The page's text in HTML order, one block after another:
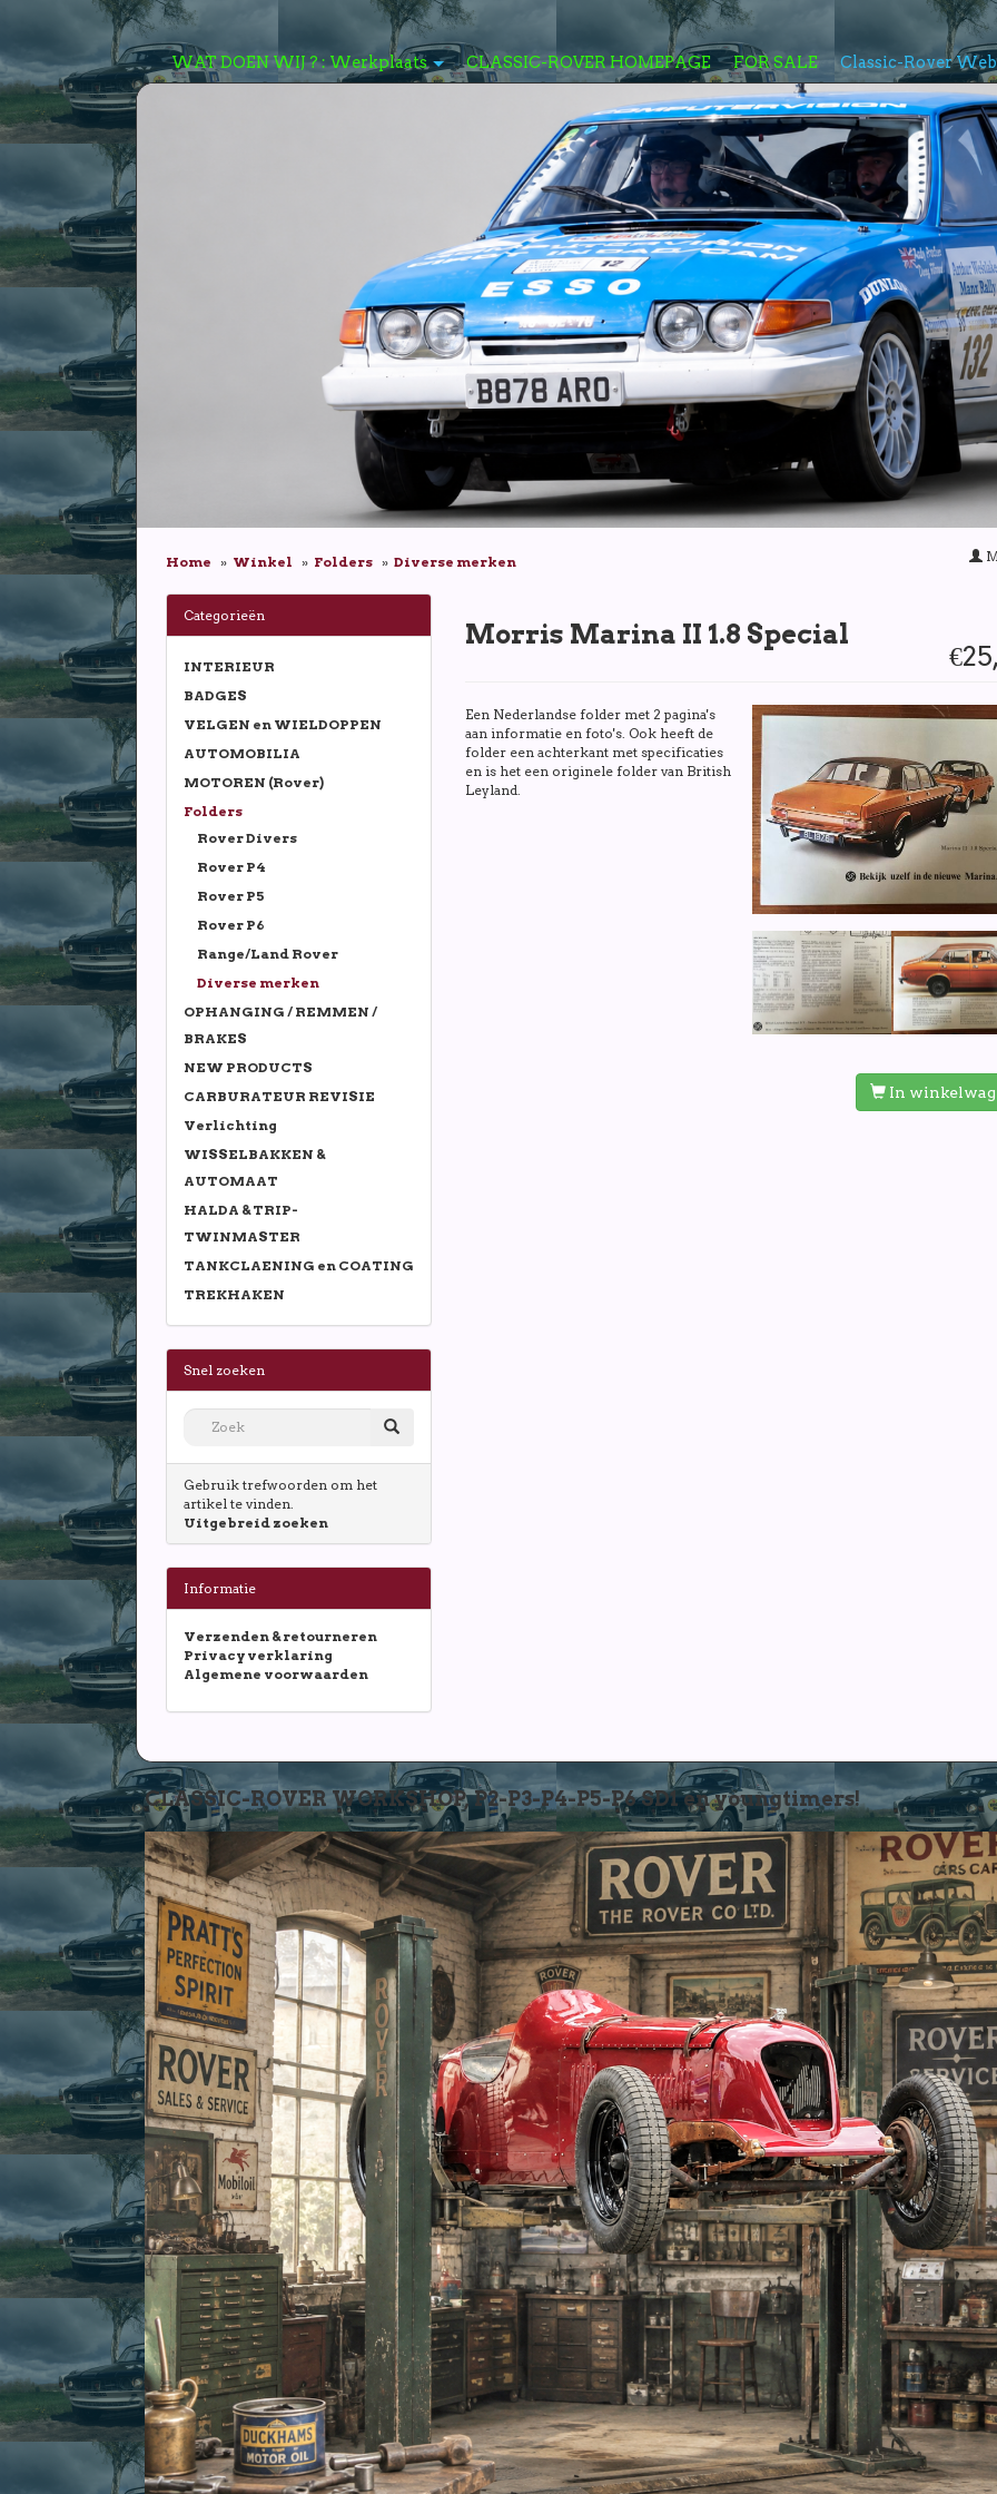
WAT DOEN WIJ ? : Werkplaats CLASSIC-ROVER HOMEPAGE FOR SALE Classic-Rover
Home Winkel Folders Diverse merken
Morris Marina II 1.8 Special
Een Nederlandse folder met 2 pagina's
aan informatie en foto's. Ook heeft de
folder een achterkant met specificaties
en is het een originele folder van British
Leyland.
In
Categorieën
INTERIEUR
BADGES
VELGEN en WIELDOPPEN
AUTOMOBILIA
MOTOREN (Rover)
Folders
Rover Divers
Rover P4
Rover P5
Rover P6
Range/Land Rover
Diverse merken
OPHANGING / REMMEN /
BRAKES
NEW PRODUCTS
CARBURATEUR REVISIE
Verlichting
WISSELBAKKEN &
AUTOMAAT
HALDA & TRIP-
TWINMASTER
TANKCLAENING en COATING
TREKHAKEN
Snel zoeken
Gebruik trefwoorden om het
artikel te vinden.
Uitgebreid zoeken
Informatie
Verzenden & retourneren
Privacy verklaring
Algemene voorwaarden
CLASSIC-ROVER WORKSHOP, P2-P3-P4-P5-P6 SD1 en youngtimers!